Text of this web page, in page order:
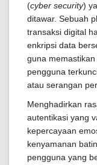
(cyber security)
ditawar. Sebuah
transaksi digital
enkripsi data
guna
pengguna
atau serangan
Menghadirkan
autentikasi yang
kepercayaan
kenyamanan
pengguna yang